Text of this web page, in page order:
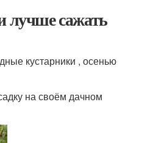
лучше сажать
кустарники , осенью
на своём дачном